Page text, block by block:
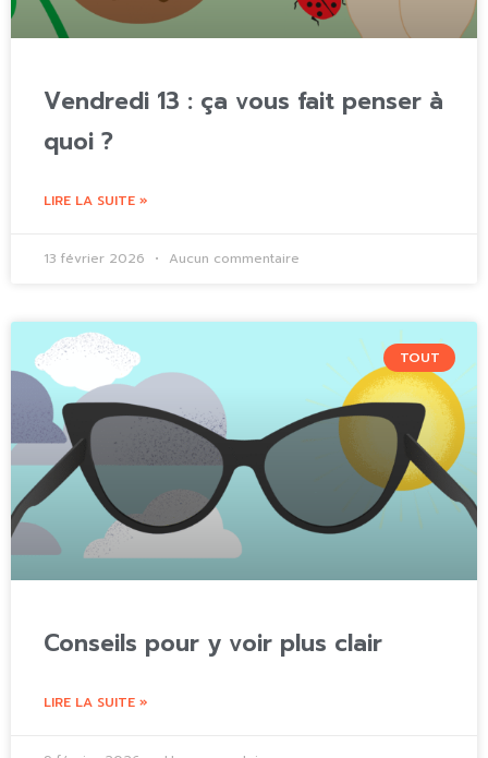
Vendredi 13 : ça vous fait penser à
quoi ?
LIRE LA SUITE »
13 février 2026 Aucun commentaire
TOUT
Conseils pour y voir plus clair
LIRE LA SUITE »